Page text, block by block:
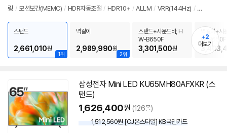
링 / 모션보간(MEMC) / HDR자동조절 / HDR10+ / ALLM / VRR(144Hz) / H
DMI(전체): 3개
출시가: 3,390,000원
치
기
1위
스탠드
2,661,010원
2위
벽걸이
2,989,990원
스탠드+사운드바, H
W-B650F
3,301,500원
벽걸이+사
W-B650F
+2
더보기
삼성전자 Mini LED KU65MH80AFXKR (스
탠드)
1,626,400원 (126몰)
1,512,560원 [CJ온스타일] KB국민카드